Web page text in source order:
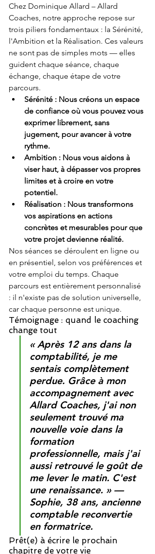
Chez Dominique Allard – Allard
Coaches, notre approche repose sur
trois piliers fondamentaux : la Sérénité,
l'Ambition et la Réalisation. Ces valeurs
ne sont pas de simples mots — elles
guident chaque séance, chaque
échange, chaque étape de votre
parcours.
Sérénité : Nous créons un espace
de confiance où vous pouvez vous
exprimer librement, sans
jugement, pour avancer à votre
rythme.
Ambition : Nous vous aidons à
viser haut, à dépasser vos propres
limites et à croire en votre
potentiel.
Réalisation : Nous transformons
vos aspirations en actions
concrètes et mesurables pour que
votre projet devienne réalité.
Nos séances se déroulent en ligne ou
en présentiel, selon vos préférences et
votre emploi du temps. Chaque
parcours est entièrement personnalisé
: il n'existe pas de solution universelle,
car chaque personne est unique.
Témoignage : quand le coaching
change tout
« Après 12 ans dans la
comptabilité, je me
sentais complètement
perdue. Grâce à mon
accompagnement avec
Allard Coaches, j'ai non
seulement trouvé ma
nouvelle voie dans la
formation
professionnelle, mais j'ai
aussi retrouvé le goût de
me lever le matin. C'est
une renaissance. » —
Sophie, 38 ans, ancienne
comptable reconvertie
en formatrice.
Prêt(e) à écrire le prochain
chapitre de votre vie